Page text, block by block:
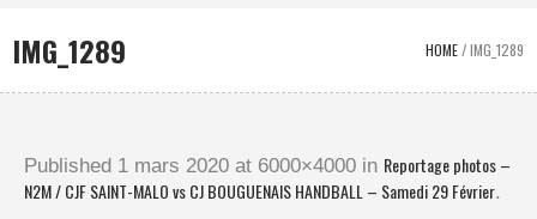
IMG_1289 HOME/IMG_1289
Published 1 mars 2020 at 6000×4000 in Reportage photos –
N2M / CJF SAINT-MALO vs CJ BOUGUENAIS HANDBALL – Samedi 29 Février.